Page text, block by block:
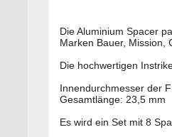
Die Aluminium Spacer
Marken Bauer, Mission,
Die hochwertigen
Innendurchmesser der
Gesamtlänge: 23,5 mm
Es wird ein Set mit 8